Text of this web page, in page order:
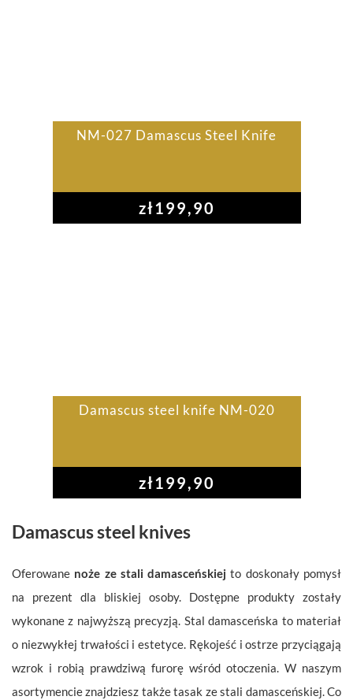
NM-027 Damascus Steel Knife
zł199,90
Damascus steel knife NM-020
zł199,90
Damascus steel knives
Oferowane noże ze stali damasceńskiej to doskonały pomysł
na prezent dla bliskiej osoby. Dostępne produkty zostały
wykonane z najwyższą precyzją. Stal damasceńska to materiał
o niezwykłej trwałości i estetyce. Rękojeść i ostrze przyciągają
wzrok i robią prawdziwą furorę wśród otoczenia. W naszym
asortymencie znajdziesz także tasak ze stali damasceńskiej. Co